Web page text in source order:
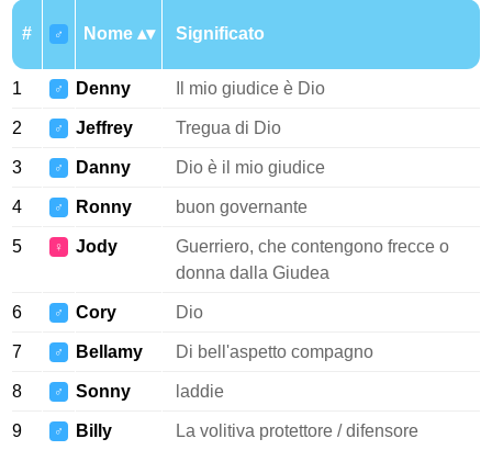
# ♂ Nome Significato
1 ♂ Denny Il mio giudice è Dio
2 ♂ Jeffrey Tregua di Dio
3 ♂ Danny Dio è il mio giudice
4 ♂ Ronny buon governante
5 ♀ Jody
Guerriero, che contengono frecce o
donna dalla Giudea
6 ♂ Cory Dio
7 ♂ Bellamy Di bell'aspetto compagno
8 ♂ Sonny laddie
9 ♂ Billy La volitiva protettore / difensore